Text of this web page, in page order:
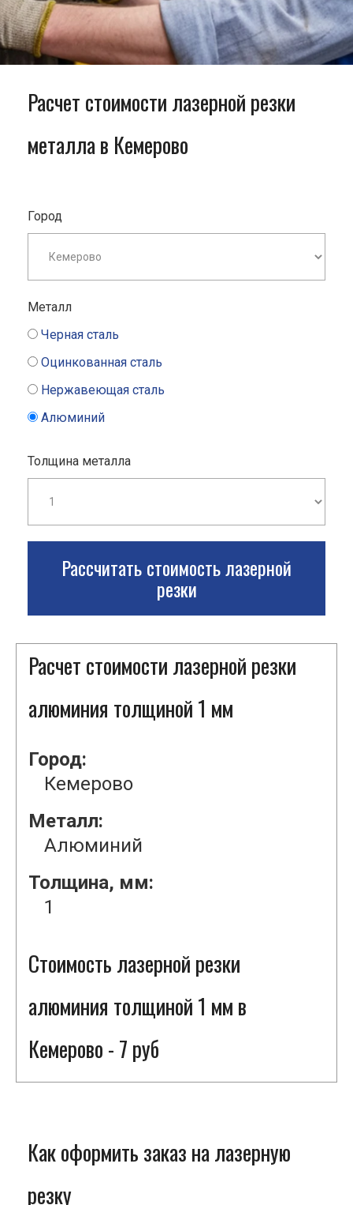
Расчет стоимости лазерной резки
металла в Кемерово
Город
Металл
Черная сталь
Оцинкованная сталь
Нержавеющая сталь
Алюминий
Толщина металла
Рассчитать стоимость лазерной
резки
Расчет стоимости лазерной резки
алюминия толщиной 1 мм
Город:
Кемерово
Металл:
Алюминий
Толщина, мм:
1
Стоимость лазерной резки
алюминия толщиной 1 мм в
Кемерово - 7 руб
Как оформить заказ на лазерную
резку